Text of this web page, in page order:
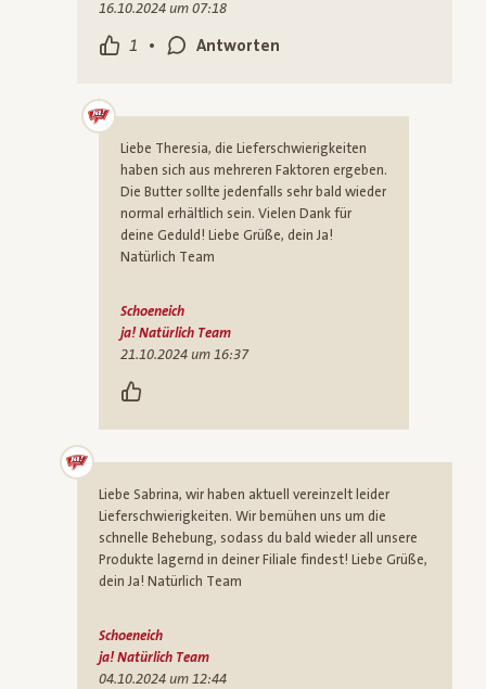
1 • Antworten
16.10.2024 um 07:18
Liebe Theresia, die Lieferschwierigkeiten
haben sich aus mehreren Faktoren ergeben.
Die Butter sollte jedenfalls sehr bald wieder
normal erhältlich sein. Vielen Dank für
deine Geduld! Liebe Grüße, dein Ja!
Natürlich Team
Schoeneich
ja! Natürlich Team
21.10.2024 um 16:37
Liebe Sabrina, wir haben aktuell vereinzelt leider
Lieferschwierigkeiten. Wir bemühen uns um die
schnelle Behebung, sodass du bald wieder all unsere
Produkte lagernd in deiner Filiale findest! Liebe Grüße,
dein Ja! Natürlich Team
Schoeneich
ja! Natürlich Team
04.10.2024 um 12:44